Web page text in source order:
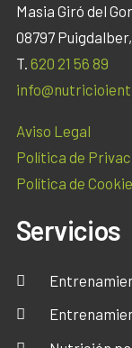
Masia Giró del
08797
T. 620 21 56 89
Aviso Legal
Política de
Política de
Servicios